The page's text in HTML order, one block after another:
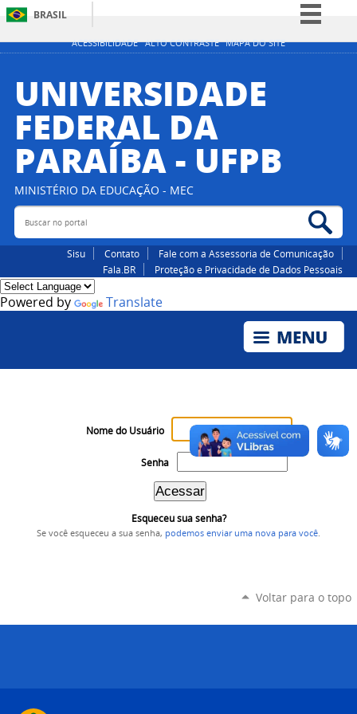
ACESSIBILIDADE ALTO CONTRASTE MAPA DO SITE
BRASIL
Simplifique!
Participe
Acesso à informação
Canais
UNIVERSIDADE
FEDERAL DA
PARAÍBA - UFPB
MINISTÉRIO DA EDUCAÇÃO - MEC
Buscar no portal
Sisu Contato
Fale com a Assessoria de Comunicação
Fala.BR
Proteção e Privacidade de Dados Pessoais
Powered by Translate
Nome do Usuário
Senha
Esqueceu sua senha?
Se você esqueceu a sua senha, podemos enviar uma nova para você
Voltar para o topo